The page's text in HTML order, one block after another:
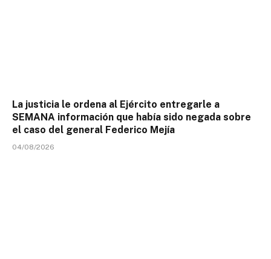
La justicia le ordena al Ejército entregarle a
SEMANA información que había sido negada sobre
el caso del general Federico Mejía
04/08/2026